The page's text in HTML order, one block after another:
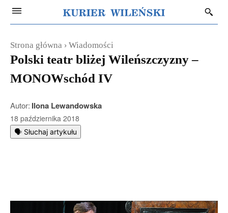
Strona główna Wiadomości
Polski teatr bliżej Wileńszczyzny –
MONOWschód IV
Autor: Ilona Lewandowska
18 października 2018
🗣️ Słuchaj artykułu